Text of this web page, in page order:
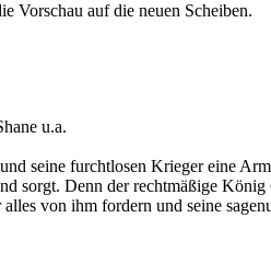
Vorschau auf die neuen Scheiben.
u.a.
seine furchtlosen Krieger eine
sorgt. Denn der rechtmäßige
von ihm fordern und seine